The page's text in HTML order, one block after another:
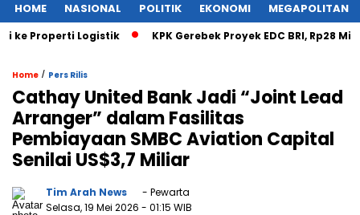
HOME NASIONAL POLITIK EKONOMI MEGAPOLITAN
Properti Logistik KPK Gerebek Proyek EDC BRI, Rp28 Miliar
Home / Pers Rilis
Cathay United Bank Jadi “Joint Lead
Arranger” dalam Fasilitas
Pembiayaan SMBC Aviation Capital
Senilai US$3,7 Miliar
Tim Arah News
- Pewarta
Selasa, 19 Mei 2026 - 01:15 WIB